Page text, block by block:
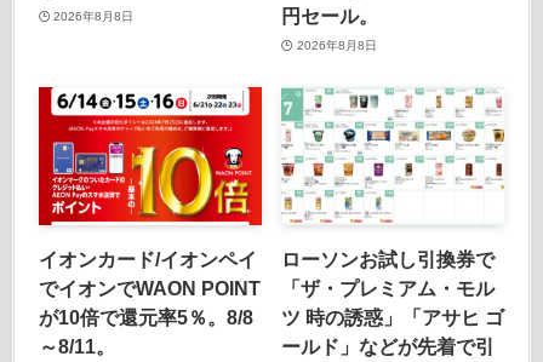
2026年8月8日
円セール。
2026年8月8日
イオンカード/イオンペイ
でイオンでWAON POINT
が10倍で還元率5％。8/8
～8/11。
ローソンお試し引換券で
「ザ・プレミアム・モル
ツ 時の誘惑」「アサヒ ゴ
ールド」などが先着で引